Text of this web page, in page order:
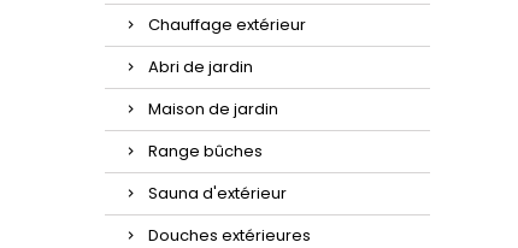
Chauffage extérieur
Abri de jardin
Maison de jardin
Range bûches
Sauna d'extérieur
Douches extérieures